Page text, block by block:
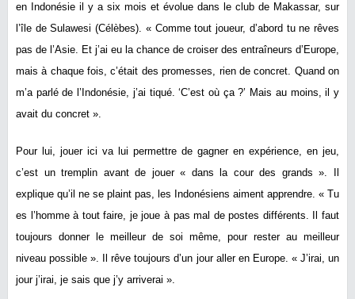
en Indonésie il y a six mois et évolue dans le club de Makassar, sur
l’île de Sulawesi (Célèbes). « Comme tout joueur, d’abord tu ne rêves
pas de l’Asie. Et j’ai eu la chance de croiser des entraîneurs d’Europe,
mais à chaque fois, c’était des promesses, rien de concret. Quand on
m’a parlé de l’Indonésie, j’ai tiqué. ‘C’est où ça ?’ Mais au moins, il y
avait du concret ».
Pour lui, jouer ici va lui permettre de gagner en expérience, en jeu,
c’est un tremplin avant de jouer « dans la cour des grands ». Il
explique qu’il ne se plaint pas, les Indonésiens aiment apprendre. « Tu
es l’homme à tout faire, je joue à pas mal de postes différents. Il faut
toujours donner le meilleur de soi même, pour rester au meilleur
niveau possible ». Il rêve toujours d’un jour aller en Europe. « J’irai, un
jour j’irai, je sais que j’y arriverai ».